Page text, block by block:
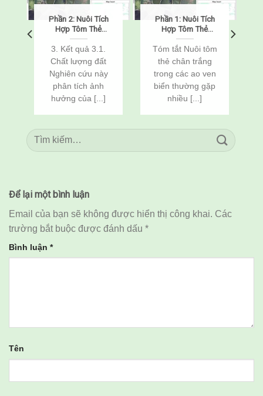
Phần 2: Nuôi Tích
Hợp Tôm Thẻ
Chân Trắng
(Penaeus
vannamei) Và Cá
Rô Phi
(Oreochromis
niloticus) Thông
Qua Cải Tạo Đất
3. Kết quả 3.1.
Chất lượng đất
Nghiên cứu này
phân tích ảnh
hưởng của [...]
Phần 1: Nuôi Tích
Hợp Tôm Thẻ
Chân Trắng
(Penaeus
vannamei) Và Cá
Rô Phi
(Oreochromis
niloticus) Thông
Qua Cải Tạo Đất
Tóm tắt Nuôi tôm
thẻ chân trắng
trong các ao ven
biển thường gặp
nhiều [...]
Để lại một bình luận
Email của bạn sẽ không được hiển thị công khai. Các
trường bắt buộc được đánh dấu *
Bình luận *
Tên